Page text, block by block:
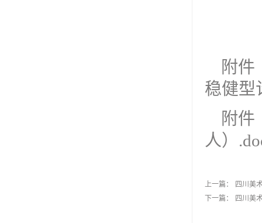
附件
稳健型
附件
人）
上一篇：
四川美
下一篇：
四川美